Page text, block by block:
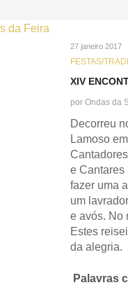
27 janeiro 2017
FESTAS/
XIV
por Ondas da
Decorreu
Lamoso
e Cantares
fazer uma
um
e avós. No
Estes
da alegria.
Palavras